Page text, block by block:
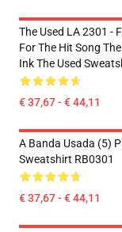
The Used LA 2301 -
For The Hit Song
Ink The Used
€ 37,67 - € 44,11
A Banda Usada (5)
Sweatshirt RB0301
€ 37,67 - € 44,11